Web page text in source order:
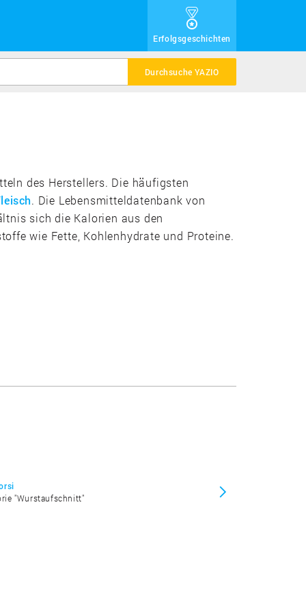
Erfolgsgeschichten
Durchsuche YAZIO
des Herstellers. Die häufigsten
. Die Lebensmitteldatenbank von
sich die Kalorien aus den
wie Fette, Kohlenhydrate und Proteine.
"Wurstaufschnitt"